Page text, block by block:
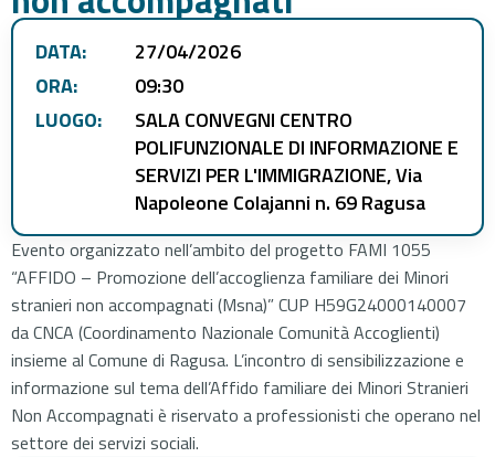
DATA:
27/04/2026
ORA:
09:30
LUOGO:
SALA CONVEGNI CENTRO
POLIFUNZIONALE DI INFORMAZIONE E
SERVIZI PER L'IMMIGRAZIONE, Via
Napoleone Colajanni n. 69 Ragusa
Evento organizzato nell’ambito del progetto FAMI 1055
“AFFIDO – Promozione dell’accoglienza familiare dei Minori
stranieri non accompagnati (Msna)” CUP H59G24000140007
da CNCA (Coordinamento Nazionale Comunità Accoglienti)
insieme al Comune di Ragusa. L’incontro di sensibilizzazione e
informazione sul tema dell’Affido familiare dei Minori Stranieri
Non Accompagnati è riservato a professionisti che operano nel
settore dei servizi sociali.